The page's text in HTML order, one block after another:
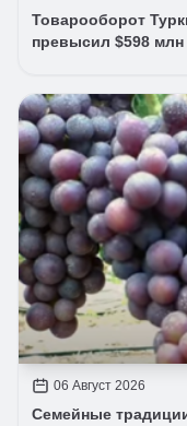
Товарооборот
превысил $598 млн
06 Август 2026
Семейные